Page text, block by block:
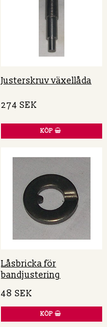
Justerskruv växellåda
274 SEK
KÖP
Låsbricka för
bandjustering
48 SEK
KÖP